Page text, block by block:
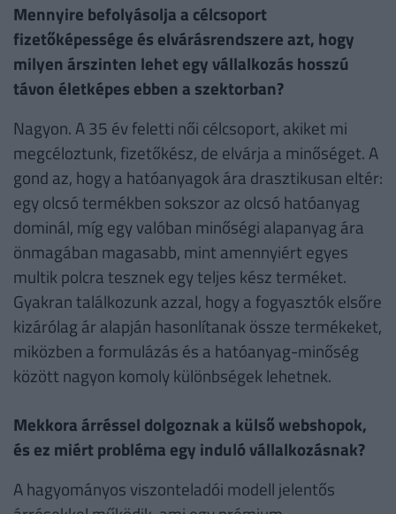
Mennyire befolyásolja a célcsoport
fizetőképessége és elvárásrendszere azt, hogy
milyen árszinten lehet egy vállalkozás hosszú
távon életképes ebben a szektorban?
Nagyon. A 35 év feletti női célcsoport, akiket mi
megcéloztunk, fizetőkész, de elvárja a minőséget. A
gond az, hogy a hatóanyagok ára drasztikusan eltér:
egy olcsó termékben sokszor az olcsó hatóanyag
dominál, míg egy valóban minőségi alapanyag ára
önmagában magasabb, mint amennyiért egyes
multik polcra tesznek egy teljes kész terméket.
Gyakran találkozunk azzal, hogy a fogyasztók elsőre
kizárólag ár alapján hasonlítanak össze termékeket,
miközben a formulázás és a hatóanyag-minőség
között nagyon komoly különbségek lehetnek.
Mekkora árréssel dolgoznak a külső webshopok,
és ez miért probléma egy induló vállalkozásnak?
A hagyományos viszonteladói modell jelentős